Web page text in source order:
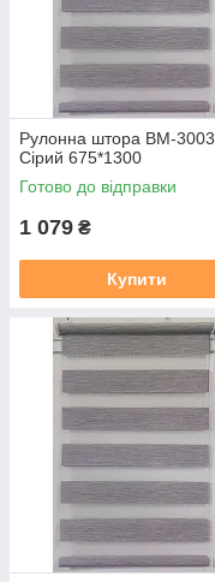
Рулонна штора ВМ-3003
Сірий 675*1300
Готово до відправки
1 079 ₴
Купити